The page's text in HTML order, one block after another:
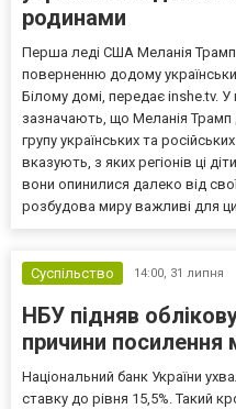
родинами
Перша леді США Меланія Трамп
поверненню додому
Білому домі, передає inshe.tv.
зазначають, що Меланія Трамп
групу українських та
вказують, з яких регіонів ці
вони опинилися далеко від
розбудова миру важливі для
Суспільство 14:00, 31 липня
НБУ підняв
причини посилення
Національний банк України
ставку до рівня 15,5%. Такий